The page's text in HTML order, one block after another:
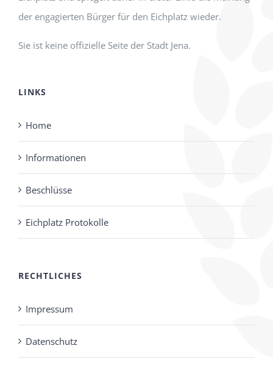
der engagierten Bürger für den Eichplatz wieder.
Sie ist keine offizielle Seite der Stadt Jena.
LINKS
Home
Informationen
Beschlüsse
Eichplatz Protokolle
RECHTLICHES
Impressum
Datenschutz